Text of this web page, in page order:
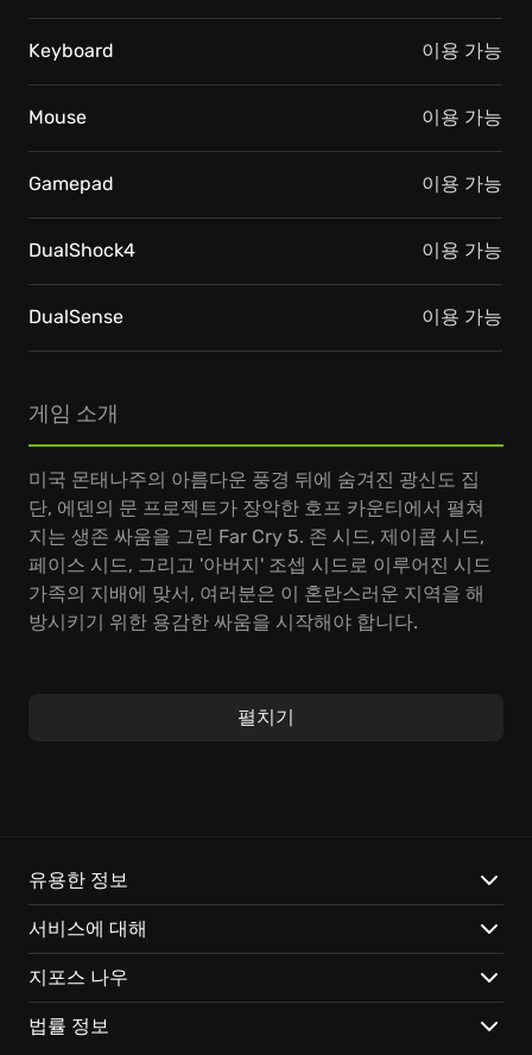
게임 소개
미국 몬태나주의 아름다운 풍경 뒤에 숨겨진 광신도 집
단, 에덴의 문 프로젝트가 장악한 호프 카운티에서 펼쳐
지는 생존 싸움을 그린 Far Cry 5. 존 시드, 제이콥 시드,
페이스 시드, 그리고 '아버지' 조셉 시드로 이루어진 시드
가족의 지배에 맞서, 여러분은 이 혼란스러운 지역을 해
방시키기 위한 용감한 싸움을 시작해야 합니다.
해 자유롭게 이동하고, 무기를 업그레이드하며, 전략적인
다.
Far Cry 5의 주요 특징은 다음과 같습니다:
다양한 무기와 차량: 광신도에 맞서 싸우기 위해, 몬태나
의 하늘과 땅, 물길을 가르는 다양한 '액션' 무기와 차량을
펼치기
Keyboard 이용 가능
Mouse 이용 가능
Gamepad 이용 가능
DualShock4 이용 가능
DualSense 이용 가능
유용한 정보
서비스에 대해
지포스 나우
법률 정보